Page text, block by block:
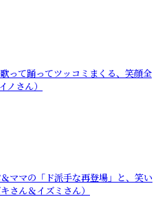
って踊ってツッコミまくる、笑顔全
ノさん）
ママの「ド派手な再登場」と、笑い
さん＆イズミさん）